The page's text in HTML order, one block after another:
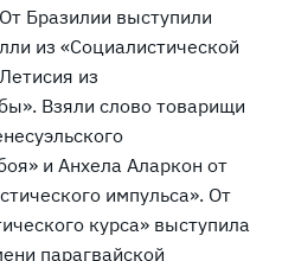
Бразилии выступили
из «Социалистической
из
Взяли слово товарищи
и Анхела Аларкон от
импульса». От
курса» выступила
парагвайской